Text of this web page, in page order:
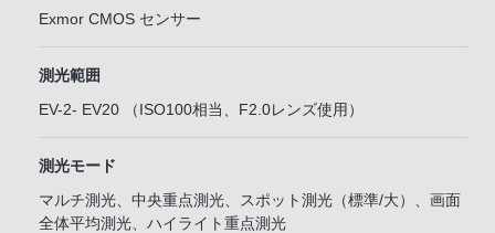
Exmor CMOS センサー
測光範囲
EV-2- EV20 （ISO100相当、F2.0レンズ使用）
測光モード
マルチ測光、中央重点測光、スポット測光（標準/大）、画面
全体平均測光、ハイライト重点測光